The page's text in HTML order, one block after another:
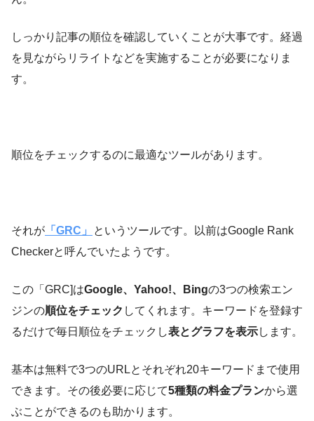
しっかり記事の順位を確認していくことが大事です。経過
を見ながらリライトなどを実施することが必要になりま
す。
順位をチェックするのに最適なツールがあります。
それが 「GRC」
というツールです。以前はGoogle Rank
Checkerと呼んでいたようです。
この「GRC]はGoogle、Yahoo!、Bingの3つの検索エン
ジンの順位をチェック してくれます。キーワードを登録す
るだけで毎日順位をチェックし表とグラフを表示します。
基本は無料で3つのURLとそれぞれ20キーワードまで使用
できます。その後必要に応じて5種類の料金プランから選
ぶことができるのも助かります。